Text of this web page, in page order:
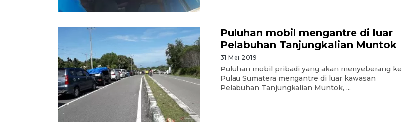
Puluhan mobil mengantre di luar
Pelabuhan Tanjungkalian Muntok
31 Mei 2019
Puluhan mobil pribadi yang akan menyeberang ke
Pulau Sumatera mengantre di luar kawasan
Pelabuhan Tanjungkalian Muntok, ...